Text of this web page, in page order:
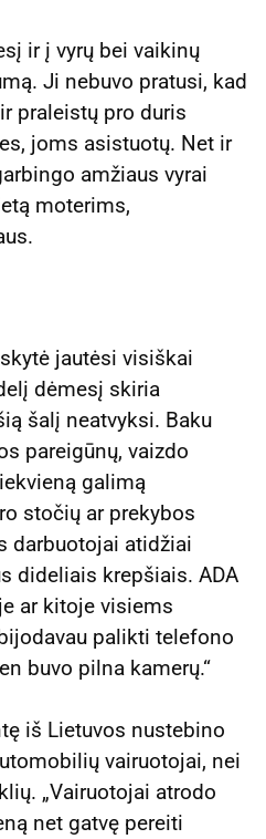
ir į vyrų bei vaikinų
Ji nebuvo pratusi, kad
praleistų pro duris
joms asistuotų. Net ir
amžiaus vyrai
moterims,
jautėsi visiškai
dėmesį skiria
šalį neatvyksi. Baku
pareigūnų, vaizdo
galimą
stočių ar prekybos
darbuotojai atidžiai
dideliais krepšiais. ADA
ar kitoje visiems
palikti telefono
buvo pilna kamerų.“
iš Lietuvos nustebino
vairuotojai, nei
„Vairuotojai atrodo
net gatvę pereiti